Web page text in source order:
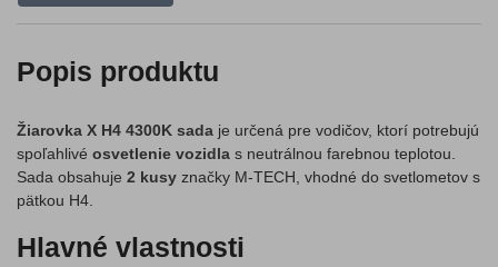
Popis produktu
Žiarovka X H4 4300K sada je určená pre vodičov, ktorí potrebujú
spoľahlivé osvetlenie vozidla s neutrálnou farebnou teplotou.
Sada obsahuje 2 kusy značky M-TECH, vhodné do svetlometov s
pätkou H4.
Hlavné vlastnosti